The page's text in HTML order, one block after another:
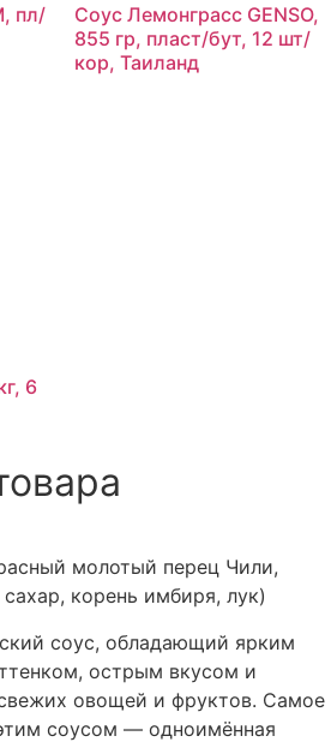
пл/
Соус Лемонграсс GENSO,
855 гр, пласт/бут, 12 шт/
кор, Таиланд
6
молотый перец Чили,
корень имбиря, лук)
соус, обладающий ярким
острым вкусом и
овощей и фруктов. Самое
соусом — одноимённая